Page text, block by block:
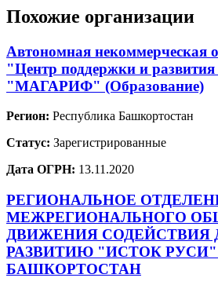
Похожие организации
Автономная некоммерческая
"Центр поддержки и развития
"МАГАРИФ" (Образование)
Регион: Республика Башкортостан
Статус: Зарегистрированные
Дата ОГРН: 13.11.2020
РЕГИОНАЛЬНОЕ
МЕЖРЕГИОНАЛЬНОГО
ДВИЖЕНИЯ СОДЕЙСТВИЯ
РАЗВИТИЮ "ИСТОК
БАШКОРТОСТАН